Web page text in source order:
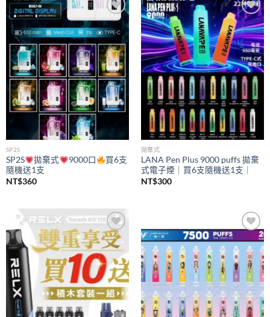
Add to
wishlist
SP2S
SP2S 拋棄式 9000口
買6支
隨機送1支
NT$360
Add to
wishlist
拋棄式
LANA Pen Plus 9000 puffs 拋棄
式電子煙｜買6支隨機送1支｜
NT$300
Add to
wishlist
Add to
wishlist